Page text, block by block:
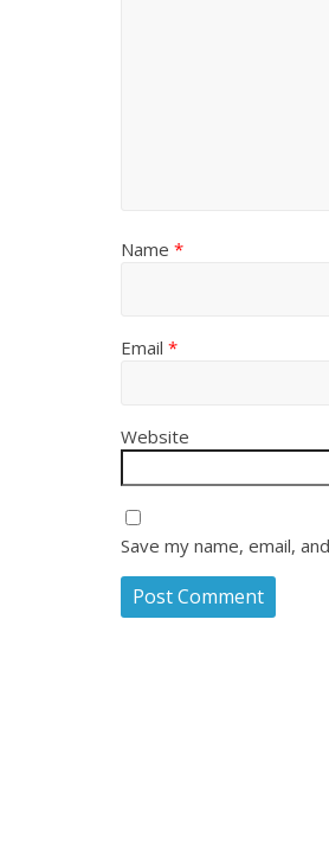
Name *
Email *
Website
Save my name, email,